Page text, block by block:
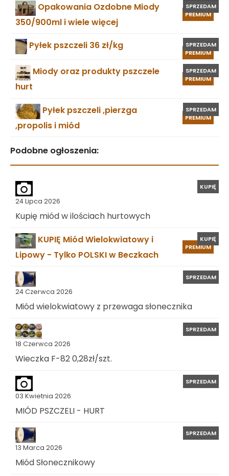
PREMIUM
SPRZEDAM
Opakowania Ozdobne Miody
350/900ml i wiele więcej
PREMIUM
SPRZEDAM
Pyłek pszczeli 36 zł/kg
PREMIUM
SPRZEDAM
Miody oraz produkty pszczele
hurt
PREMIUM
SPRZEDAM
Pyłek pszczeli ,pierzga
,propolis i miód
Podobne ogłoszenia:
24 Lipca 2026
KUPIĘ
Kupię miód w ilościach hurtowych
PREMIUM
KUPIĘ
KUPIĘ Miód Wielokwiatowy i
Lipowy - Tylko POLSKI w Beczkach
24 Czerwca 2026
SPRZEDAM
Miód wielokwiatowy z przewaga słonecznika
18 Czerwca 2026
SPRZEDAM
Wieczka F-82 0,28zł/szt.
03 Kwietnia 2026
SPRZEDAM
MIÓD PSZCZELI - HURT
13 Marca 2026
SPRZEDAM
Miód Słonecznikowy